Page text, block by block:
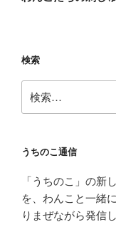
検索
索:
うちのこ通信
「うちのこ」の新
を、わんこと一緒
りまぜながら発信